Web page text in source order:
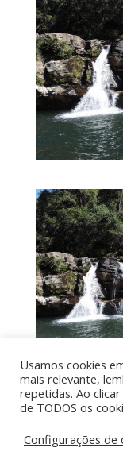
Usamos cookies
mais relevante,
repetidas. Ao
de TODOS os
Configurações de